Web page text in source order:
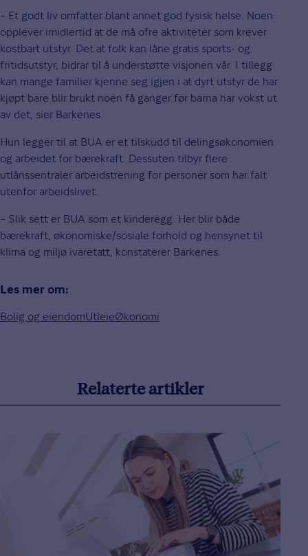
– Et godt liv omfatter blant annet god fysisk helse. Noen
opplever imidlertid at de må ofre aktiviteter som krever
kostbart utstyr. Det at folk kan låne gratis sports- og
fritidsutstyr, bidrar til å understøtte visjonen vår. I tillegg
kan mange familier kjenne seg igjen i at dyrt utstyr de har
kjøpt bare blir brukt noen få ganger før barna har vokst ut
av det, sier Barkenes.
Hun legger til at BUA er et tilskudd til delingsøkonomien
og arbeidet for bærekraft. Dessuten tilbyr flere
utlånssentraler arbeidstrening for personer som har falt
utenfor arbeidslivet.
– Slik sett er BUA som et kinderegg. Her blir både
bærekraft, økonomiske/sosiale forhold og hensynet til
klima og miljø ivaretatt, konstaterer Barkenes.
Les mer om:
Bolig og eiendomUtleieØkonomi
Relaterte artikler